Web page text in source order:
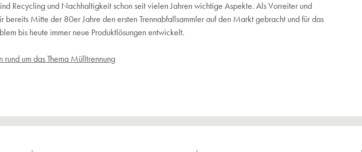
Recycling und Nachhaltigkeit schon seit vielen Jahren wichtige Aspekte. Als Vorreiter und
bereits Mitte der 80er Jahre den ersten Trennabfallsammler auf den Markt gebracht und für das
bis heute immer neue Produktlösungen entwickelt.
um das Thema Mülltrennung